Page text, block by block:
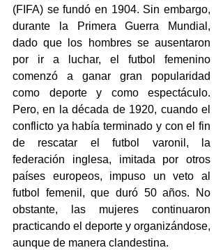
(FIFA) se fundó en 1904. Sin embargo,
durante la Primera Guerra Mundial,
dado que los hombres se ausentaron
por ir a luchar, el futbol femenino
comenzó a ganar gran popularidad
como deporte y como espectáculo.
Pero, en la década de 1920, cuando el
conflicto ya había terminado y con el fin
de rescatar el futbol varonil, la
federación inglesa, imitada por otros
países europeos, impuso un veto al
futbol femenil, que duró 50 años. No
obstante, las mujeres continuaron
practicando el deporte y organizándose,
aunque de manera clandestina.